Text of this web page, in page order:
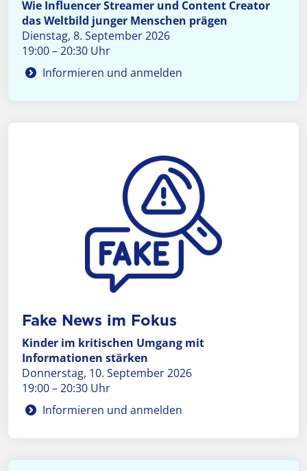
Wie Influencer Streamer und Content Creator
das Weltbild junger Menschen prägen
Dienstag, 8. September 2026
19:00 – 20:30 Uhr
Informieren und anmelden
Fake News im Fokus
Kinder im kritischen Umgang mit
Informationen stärken
Donnerstag, 10. September 2026
19:00 – 20:30 Uhr
Informieren und anmelden